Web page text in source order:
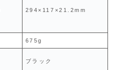
294×117×21.2mm
675g
ブラック